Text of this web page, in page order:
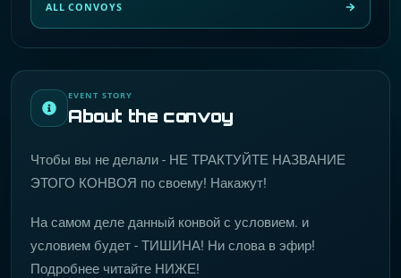
EVENT STORY
About the convoy
Чтобы вы не делали - НЕ ТРАКТУЙТЕ НАЗВАНИЕ
ЭТОГО КОНВОЯ по своему! Накажут!
На самом деле данный конвой с условием. и
условием будет - ТИШИНА! Ни слова в эфир!
Подробнее читайте НИЖЕ!
ALL CONVOYS